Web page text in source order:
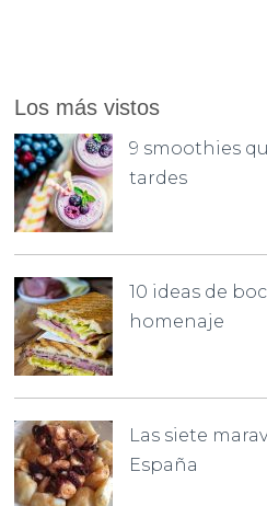
Los más vistos
9 smoothies
tardes
10 ideas de
homenaje
Las siete
España